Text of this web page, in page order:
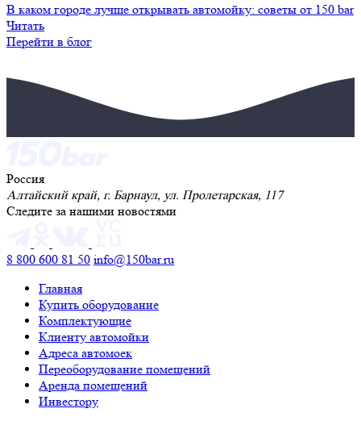
В каком городе лучше открывать автомойку: советы от 150 bar
Читать
Перейти в блог
Россия
Алтайский край, г. Барнаул, ул. Пролетарская, 117
Следите за нашими новостями
8 800 600 81 50 info@150bar.ru
Главная
Купить оборудование
Комплектующие
Клиенту автомойки
Адреса автомоек
Переоборудование помещений
Аренда помещений
Инвестору